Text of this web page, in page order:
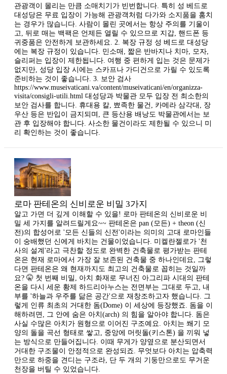
관광객이 몰리는 만큼 소매치기가 빈번합니다. 특히 성 베드로
대성당은 무료 입장이 가능해 관광객처럼 다가와 소지품을 훔치
는 경우가 많습니다. 사람이 몰린 곳에서는 항상 주의를 기울이
고, 뒤로 매는 백팩은 언제든 열릴 수 있으므로 지갑, 핸드폰 등
귀중품은 안전하게 보관하세요. 2. 복장 규정 성 베드로 대성당
에는 복장 규정이 있습니다. 민소매, 짧은 반바지나 치마, 모자,
슬리퍼는 입장이 제한됩니다. 여행 중 편하게 입는 것은 문제가
없지만, 성당 입장 시에는 스카프나 가디건으로 가릴 수 있도록
준비하는 것이 좋습니다. 3. 보안 검사
https://www.museivaticani.va/content/museivaticani/en/organizza-
visita/consigli-utili.html 대성당과 박물관 모두 입장 전 최소한의
보안 검사를 합니다. 휴대용 칼, 뾰족한 물건, 카메라 삼각대, 장
우산 등은 반입이 금지되며, 큰 등산용 배낭도 박물관에서는 보
관 후 입장해야 합니다. 사소한 물건이라도 제한될 수 있으니 미
리 확인하는 것이 좋습니다.
로마 판테온의 신비로운 비밀 3가지
알고 가면 더 깊게 이해할 수 있을! 로마 판테온의 신비로운 비
밀 세 가지를 알려드릴게요~~ 판테온은 pan (모든) + theon (신
전)의 합성어로 '모든 신들의 신전'이라는 의미의 고대 로마인들
이 숭배했던 신에게 바치는 건물이었습니다. 미켈란젤로가 '천
사의 설계'라고 극찬할 정도로 완벽한 건축물로 평가받는 판테
온은 현재 로마에서 가장 잘 보존된 건축물 중 하나인데요, 그렇
다면 판테온은 왜 현재까지도 최고의 건축물로 꼽히는 것일까
요? 🤫 첫 번째 비밀, 아치 화재로 무너진 아그리파 시대의 판테
온을 다시 세운 황제 하드리아누스는 전면부는 그대로 두고, 내
부를 '하늘과 우주를 닮은 공간'으로 재창조하고자 했습니다. 그
렇게 인류 최초의 거대한 돔(Dome) 이 세상에 등장했죠. 돔을 이
해하려면, 그 안에 숨은 아치(arch) 의 힘을 알아야 합니다. 돔은
사실 수많은 아치가 원형으로 이어진 구조예요. 아치는 쐐기 모
양의 돌을 곡선 형태로 쌓고, 중앙에 머릿돌(키스톤) 을 끼워 넣
는 방식으로 만들어집니다. 이때 무게가 양옆으로 분산되면서
거대한 구조물이 안정적으로 완성되죠. 무엇보다 아치는 압축력
만으로 하중을 견디는 구조라, 단 두 개의 기둥만으로도 무거운
천장을 버틸 수 있었습니다.